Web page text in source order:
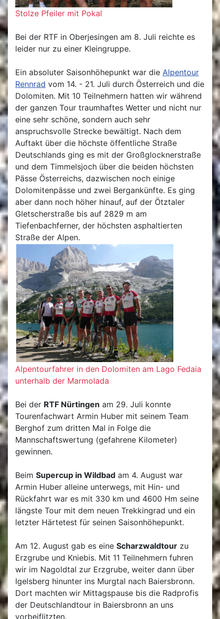
Stolze Pfeiler mit Pokal
Bei der RTF in Oberjesingen am 8. Juli reichte es
leider nur zu einer Kleingruppe.
Ein absoluter Saisonhöhepunkt war die Alpentour
Rennrad vom 14. - 21. Juli durch Österreich und die
Dolomiten. Mit 10 Teilnehmern hatten wir während
der ganzen Tour traumhaftes Wetter und nicht nur
eine sehr schöne, sondern auch sehr
anspruchsvolle Strecke bewältigt. Nach dem
Auftakt über die höchste öffentliche Straße
Deutschlands ging es mit der Großglocknerstraße
und dem Timmelsjoch über die beiden höchsten
Pässe Österreichs, dazwischen noch einige
Dolomitenpässe und zwei Bergankünfte. Es ging
aber dann noch höher hinauf, auf der Ötztaler
Gletscherstraße bis auf 2829 m am
Tiefenbachferner, der höchsten asphaltierten
Straße der Alpen.
Alpentourfahrer in den Dolomiten am Lago Fedaia
unterhalb der Marmolada
Bei der RTF Nürtingen am 29. Juli konnte
Tourenfachwart Armin Huber mit seinem Team
Berghof zum dritten Mal in Folge die
Mannschaftswertung (gefahrene Kilometer)
gewinnen.
Beim Supercup in Wildbad am 4. August war
Armin Huber alleine unterwegs, mit Hin- und
Rückfahrt war es mit 330 km und 4600 Hm seine
längste Tour mit dem neuen Trekkingrad und ein
letzter Härtetest für seinen Saisonhöhepunkt.
Am 12. August gab es eine Scharzwaldtour zu
Erzgrube und Kniebis. Mit 11 Teilnehmern fuhren
wir im Nagoldtal zur Erzgrube, weiter dann über
Igelsberg hinunter ins Murgtal nach Baiersbronn.
Dort machten wir Mittagspause bis die Radprofis
der Deutschlandtour in Baiersbronn an uns
vorbeiflitzten.